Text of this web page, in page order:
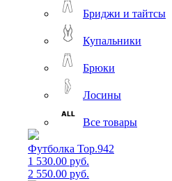
Бриджи и тайтсы
Купальники
Брюки
Лосины
Все товары
Футболка Top.942
1 530.00 руб.
2 550.00 руб.